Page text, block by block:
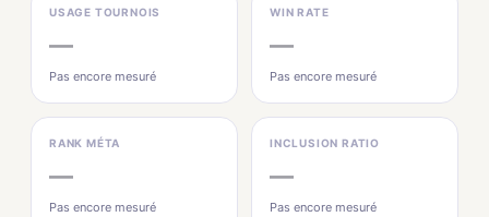
USAGE TOURNOIS
—
Pas encore mesuré
WIN RATE
—
Pas encore mesuré
RANK MÉTA
—
Pas encore mesuré
INCLUSION RATIO
—
Pas encore mesuré